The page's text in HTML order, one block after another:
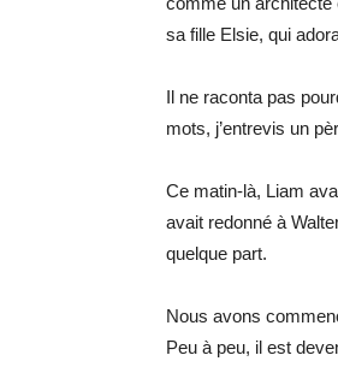
sa fille Elsie, qui
Il ne raconta pas
mots, j’entrevis un
Ce matin-là, Liam
avait redonné à
quelque part.
Nous avons
Peu à peu, il est